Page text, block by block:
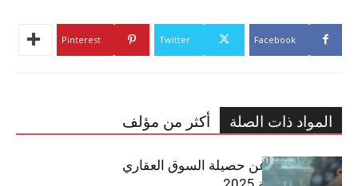
Facebook
Twitter
Pinterest
المواد ذات الصلة أكثر من مؤلف
مبوب تكشف عن حصيلة السوق العقاري